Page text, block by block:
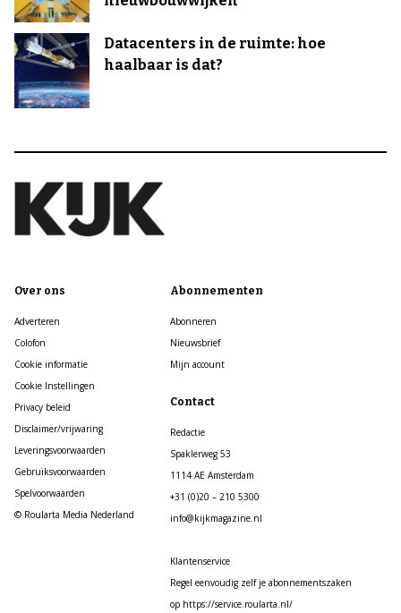
Datacenters in de ruimte: hoe
haalbaar is dat?
Over ons
Adverteren
Colofon
Cookie informatie
Cookie Instellingen
Privacy beleid
Disclaimer/vrijwaring
Leveringsvoorwaarden
Gebruiksvoorwaarden
Spelvoorwaarden
© Roularta Media Nederland
Abonnementen
Abonneren
Nieuwsbrief
Mijn account
Contact
Redactie
Spaklerweg 53
1114 AE Amsterdam
+31 (0)20 – 210 5300
info@kijkmagazine.nl
Klantenservice
Regel eenvoudig zelf je abonnementszaken
op https://service.roularta.nl/